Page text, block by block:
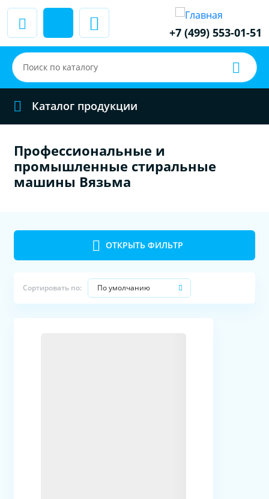
+7 (499) 553-01-51
Каталог продукции
Профессиональные и
промышленные стиральные
машины Вязьма
ОТКРЫТЬ ФИЛЬТР
Сортировать по: По умолчанию